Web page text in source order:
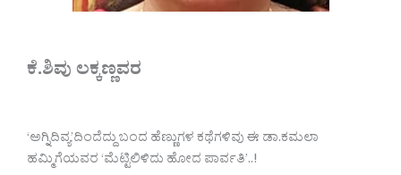
ಕೆ.ಶಿವು ಲಕ್ಕಣ್ಣವರ
‘ಅಗ್ನಿದಿವ್ಯ’ದಿಂದೆದ್ದು ಬಂದ ಹೆಣ್ಣುಗಳ ಕಥೆಗಳಿವು ಈ ಡಾ.ಕಮಲಾ
ಹಮ್ಮಿಗೆಯವರ ‘ಮೆಟ್ಟಿಲಿಳಿದು ಹೋದ ಪಾರ್ವತಿ’..!